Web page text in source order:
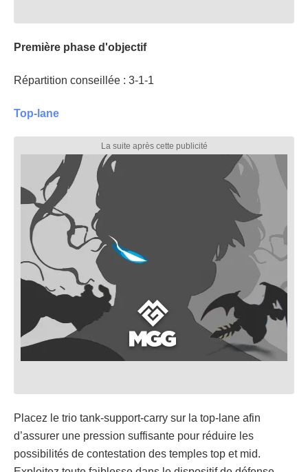
Première phase d'objectif
Répartition conseillée : 3-1-1
Top-lane
Placez le trio tank-support-carry sur la top-lane afin
d’assurer une pression suffisante pour réduire les
possibilités de contestation des temples top et mid.